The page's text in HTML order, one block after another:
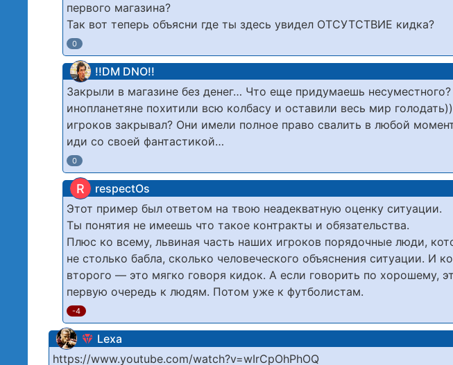
первого магазина?
Так вот теперь объясни где ты здесь увидел ОТСУТСТВИЕ кидка?
0
!!DM DNO!!
Закрыли в магазине без денег… Что еще придумаешь
инопланетяне похитили всю колбасу и оставили весь мир
игроков закрывал? Они имели полное право свалить в любой
иди со своей фантастикой…
0
R respectOs
Этот пример был ответом на твою неадекватную оценку ситуации.
Ты понятия не имеешь что такое контракты и обязательства.
Плюс ко всему, львиная часть наших игроков порядочные люди,
не столько бабла, сколько человеческого объяснения ситуации. И
второго — это мягко говоря кидок. А если говорить по
первую очередь к людям. Потом уже к футболистам.
-4
Lexa
https://www.youtube.com/watch?v=wIrCpOhPhOQ